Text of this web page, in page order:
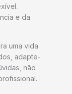
e da
uma vida
adapte-
não